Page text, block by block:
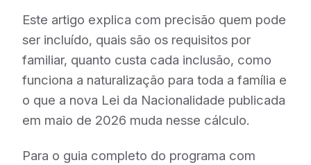
Este artigo explica com precisão quem pode
ser incluído, quais são os requisitos por
familiar, quanto custa cada inclusão, como
funciona a naturalização para toda a família e
o que a nova Lei da Nacionalidade publicada
em maio de 2026 muda nesse cálculo.
Para o guia completo do programa com